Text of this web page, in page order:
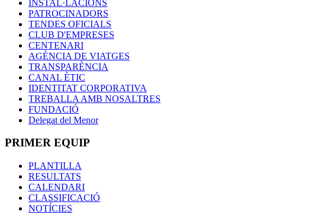
INSTAL·LACIONS
PATROCINADORS
TENDES OFICIALS
CLUB D'EMPRESES
CENTENARI
AGÈNCIA DE VIATGES
TRANSPARÈNCIA
CANAL ÈTIC
IDENTITAT CORPORATIVA
TREBALLA AMB NOSALTRES
FUNDACIÓ
Delegat del Menor
PRIMER EQUIP
PLANTILLA
RESULTATS
CALENDARI
CLASSIFICACIÓ
NOTÍCIES